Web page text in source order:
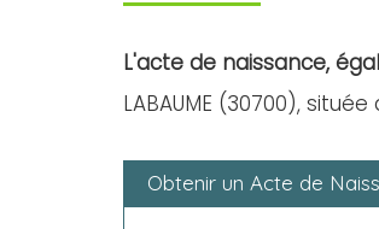
L'acte de naissance,
LABAUME (30700),
Obtenir un Acte de